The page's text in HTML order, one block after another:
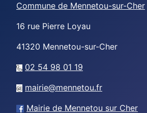
Commune de Mennetou-sur-Cher
16 rue Pierre Loyau
41320 Mennetou-sur-Cher
02 54 98 01 19
mairie@mennetou.fr
Mairie de Mennetou sur Cher